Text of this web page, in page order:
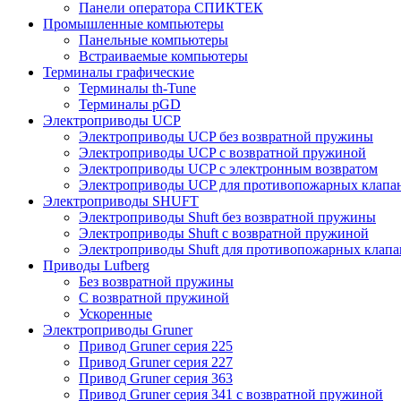
Панели оператора СПИКТЕК
Промышленные компьютеры
Панельные компьютеры
Встраиваемые компьютеры
Терминалы графические
Терминалы th-Tune
Терминалы pGD
Электроприводы UCP
Электроприводы UCP без возвратной пружины
Электроприводы UCP с возвратной пружиной
Электроприводы UCP с электронным возвратом
Электроприводы UCP для противопожарных
Электроприводы SHUFT
Электроприводы Shuft без возвратной пружины
Электроприводы Shuft с возвратной пружиной
Электроприводы Shuft для противопожарных
Приводы Lufberg
Без возвратной пружины
С возвратной пружиной
Ускоренные
Электроприводы Gruner
Привод Gruner серия 225
Привод Gruner серия 227
Привод Gruner серия 363
Привод Gruner серия 341 с возвратной пружиной